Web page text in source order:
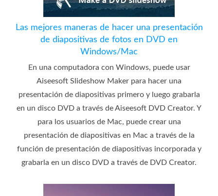
Las mejores maneras de hacer una presentación
de diapositivas de fotos en DVD en
Windows/Mac
En una computadora con Windows, puede usar
Aiseesoft Slideshow Maker para hacer una
presentación de diapositivas primero y luego grabarla
en un disco DVD a través de Aiseesoft DVD Creator. Y
para los usuarios de Mac, puede crear una
presentación de diapositivas en Mac a través de la
función de presentación de diapositivas incorporada y
grabarla en un disco DVD a través de DVD Creator.